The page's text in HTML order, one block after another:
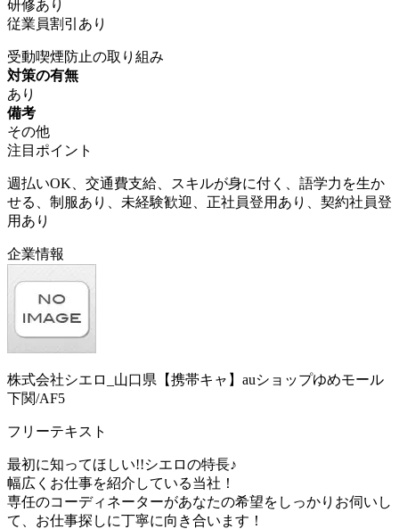
研修あり
従業員割引あり
受動喫煙防止の取り組み
対策の有無
あり
備考
その他
注目ポイント
週払いOK、交通費支給、スキルが身に付く、語学力を生か
せる、制服あり、未経験歓迎、正社員登用あり、契約社員登
用あり
企業情報
株式会社シエロ_山口県【携帯キャ】auショップゆめモール
下関/AF5
フリーテキスト
最初に知ってほしい!!シエロの特長♪
幅広くお仕事を紹介している当社！
専任のコーディネーターがあなたの希望をしっかりお伺いし
て、お仕事探しに丁寧に向き合います！